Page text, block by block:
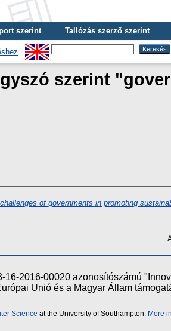
szerint Tallózás szerző szerint
szerint
of governments in promoting
2016-00020 azonosítószámú
Unió és a Magyar Állam
Science at the University of Southampton. More